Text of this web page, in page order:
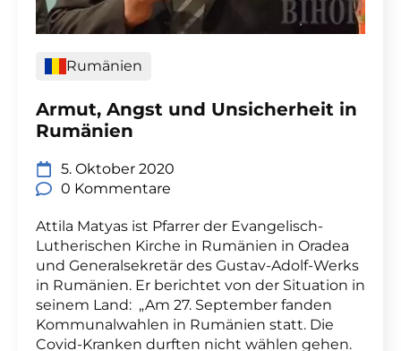
Rumänien
Armut, Angst und Unsicherheit in
Rumänien
5. Oktober 2020
0 Kommentare
Attila Matyas ist Pfarrer der Evangelisch-
Lutherischen Kirche in Rumänien in Oradea
und Generalsekretär des Gustav-Adolf-Werks
in Rumänien. Er berichtet von der Situation in
seinem Land: „Am 27. September fanden
Kommunalwahlen in Rumänien statt. Die
Covid-Kranken durften nicht wählen gehen.